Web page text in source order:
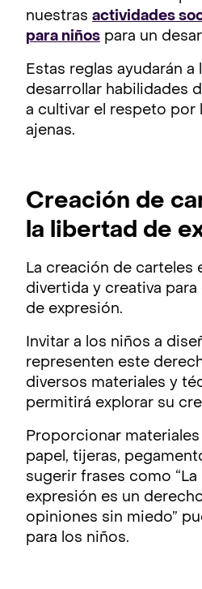
nuestras actividades
para niños para un
Estas reglas ayudarán a
desarrollar habilidades
a cultivar el respeto por
ajenas.
Creación de
la libertad de
La creación de carteles
divertida y creativa para
de expresión.
Invitar a los niños a
representen este
diversos materiales y
permitirá explorar su
Proporcionar
papel, tijeras,
sugerir frases como
expresión es un
opiniones sin miedo”
para los niños.